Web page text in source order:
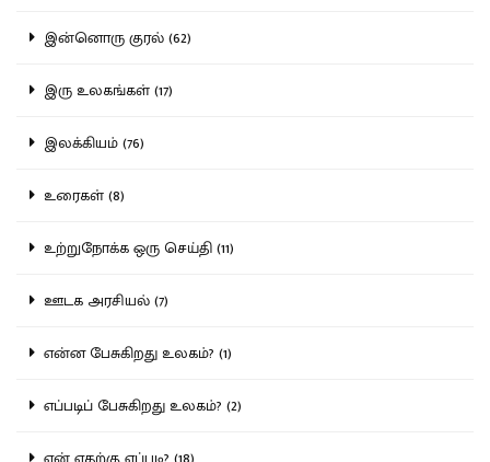
இன்னொரு குரல் (62)
இரு உலகங்கள் (17)
இலக்கியம் (76)
உரைகள் (8)
உற்றுநோக்க ஒரு செய்தி (11)
ஊடக அரசியல் (7)
என்ன பேசுகிறது உலகம்? (1)
எப்படிப் பேசுகிறது உலகம்? (2)